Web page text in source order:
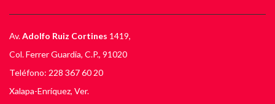
Av.Adolfo Ruiz Cortines 1419,
Col. Ferrer Guardia, C.P., 91020
Teléfono: 228 367 60 20
Xalapa-Enríquez, Ver.